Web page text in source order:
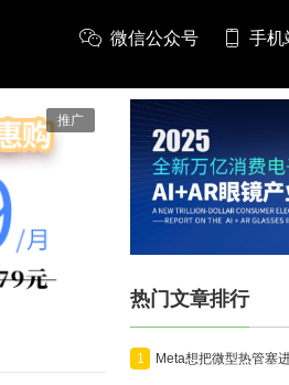
微信公众号 手机
推广
热门文章排行
1